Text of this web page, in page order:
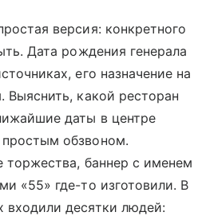
версия: конкретного
Дата рождения генерала
его назначение на
Выяснить, какой ресторан
даты в центре
обзвоном.
торжества, баннер с именем
«55» где-то изготовили. В
входили десятки людей: